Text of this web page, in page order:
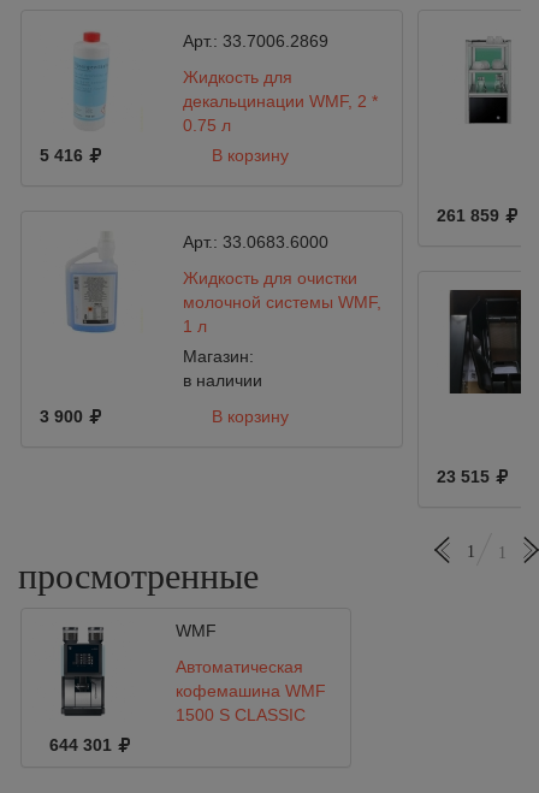
Арт.:33.7006.2869
Жидкость для
декальцинации WMF, 2 *
0,75 л
5 416
В корзину
Арт.:33.0683.6000
Жидкость для очистки
молочной системы WMF,
1 л
Магазин:
в наличии
3 900
В корзину
261 859
23 515
просмотренные
1 1
WMF
Автоматическая
кофемашина WMF
1500 S CLASSIC
644 301